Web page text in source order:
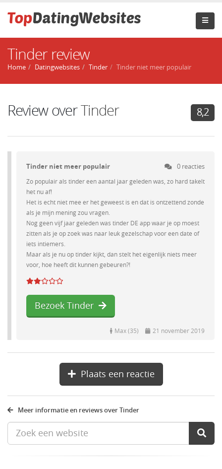
Tinder review
Home Datingwebsites Tinder Tinder niet meer populair
Review overTinder 8,2
Tinder niet meer populair 0 reacties
Zo populair als tinder een aantal jaar geleden was, zo hard takelt
het nu af!
Het is echt niet mee er het geweest is en dat is ontzettend zonde
als je mijn mening zou vragen.
Nog geen vijf jaar geleden was tinder DE app waar je op moest
zitten als je op zoek was naar leuk gezelschap voor een date of
iets intiemers.
Maar als je nu op tinder kijkt, dan stelt het eigenlijk niets meer
voor, hoe heeft dit kunnen gebeuren?!
Bezoek Tinder
Max (35) 21 november 2019
Plaats een reactie
Meer informatie en reviews over Tinder